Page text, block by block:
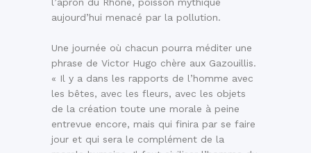
aujourd’hui menacé par la pollution.
Une journée où chacun pourra méditer une
phrase de Victor Hugo chère aux Gazouillis.
« Il y a dans les rapports de l’homme avec
les bêtes, avec les fleurs, avec les objets
de la création toute une morale à peine
entrevue encore, mais qui finira par se faire
jour et qui sera le complément de la